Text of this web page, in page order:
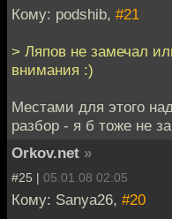
Кому: podshib, #21
> Ляпов не замечал
внимания :)
Местами для этого
разбор - я б тоже не
Orkov.net »
#25 | 05.01.08 02:05
Кому: Sanya26, #20